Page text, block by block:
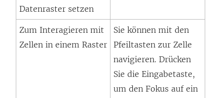
Datenraster setzen
Zum Interagieren mit
Zellen in einem Raster
Sie können mit den
Pfeiltasten zur Zelle
navigieren. Drücken
Sie die Eingabetaste,
um den Fokus auf ein